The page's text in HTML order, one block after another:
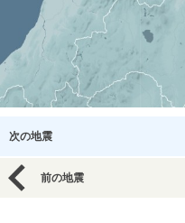
次の地震
前の地震